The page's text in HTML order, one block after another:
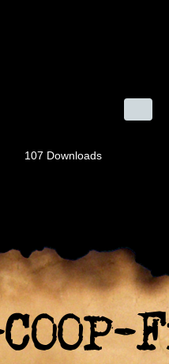
107 Downloads